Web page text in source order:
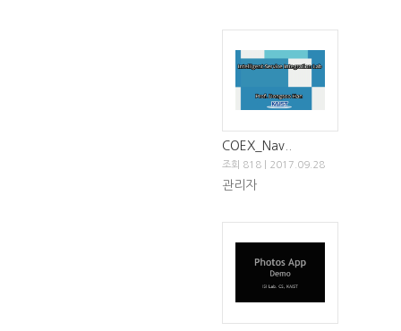
COEX_Nav..
조회 818 | 2017.09.28
관리자